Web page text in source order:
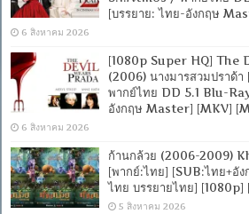
[บรรยาย: ไทย-อังกฤษ
6 สิงหาคม 2026
[1080p Super HQ] The
(2006) นางมารสวมปราด้า
พากย์ไทย DD 5.1 Blu-
อังกฤษ Master] [MKV]
6 สิงหาคม 2026
ก้านกล้วย (2006-2009)
[พากย์:ไทย] [SUB:ไทย+อั
ไทย บรรยายไทย]
5 สิงหาคม 2026